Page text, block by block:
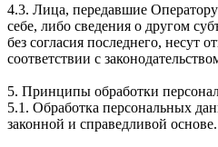
4.3. Лица, передавшие
себе, либо сведения о другом
без согласия последнего, несут
соответствии с
5. Принципы обработки
5.1. Обработка персональных
законной и справедливой основе.